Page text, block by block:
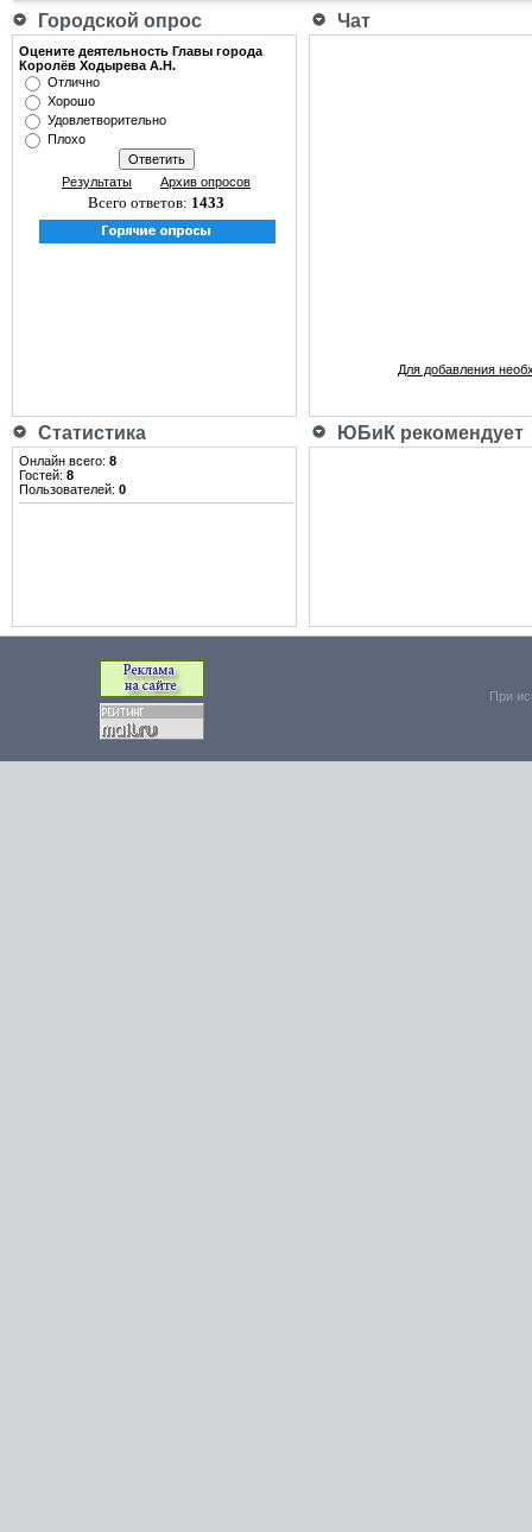
Городской опрос Чат
Оцените деятельность Главы города
Королёв Ходырева А.Н.
Отлично
Хорошо
Удовлетворительно
Плохо
Результаты Архив опросов
Всего ответов: 1433
Для добавления
Статистика ЮБиК рекомендует
Онлайн всего: 8
Гостей: 8
Пользователей: 0
При